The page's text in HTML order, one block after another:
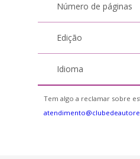
Número de páginas
Edição
Idioma
Tem algo a reclamar sobre